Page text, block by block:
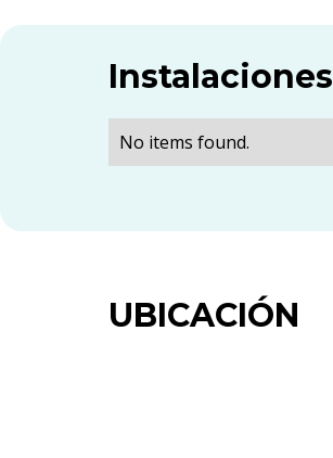
Instalaciones
No items found.
UBICACIÓN